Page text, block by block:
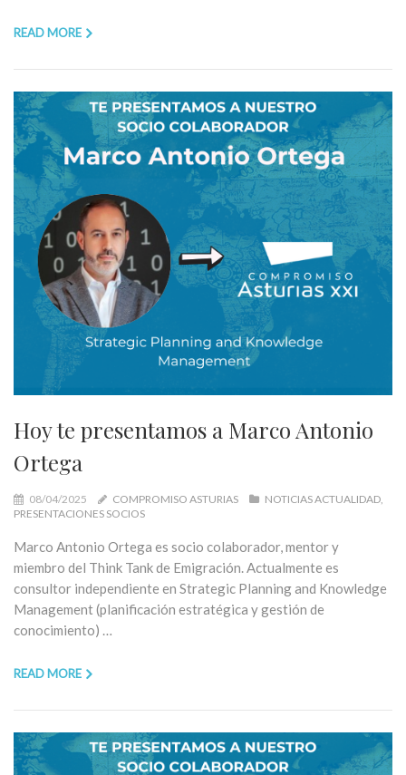
READ MORE
Hoy te presentamos a Marco Antonio
Ortega
08/04/2025 COMPROMISO ASTURIAS
NOTICIAS ACTUALIDAD
PRESENTACIONES SOCIOS
Marco Antonio Ortega es socio colaborador, mentor y
miembro del Think Tank de Emigración. Actualmente es
consultor independiente en Strategic Planning and Knowledge
Management (planificación estratégica y gestión de
conocimiento) …
READ MORE